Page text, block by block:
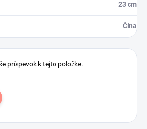
23 cm
Čína
príspevok k tejto položke.